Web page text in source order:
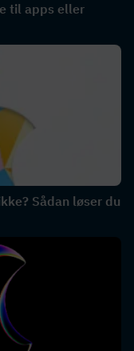
til apps eller
Sådan løser du